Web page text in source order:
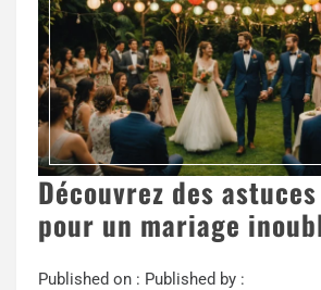
Découvrez des
pour un mariage
Published on : Published by :